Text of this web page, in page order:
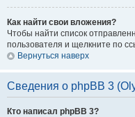
Как найти свои вложения?
Чтобы найти список
пользователя и щелкните по
Вернуться наверх
Сведения о phpBB 3
Кто написал phpBB 3?